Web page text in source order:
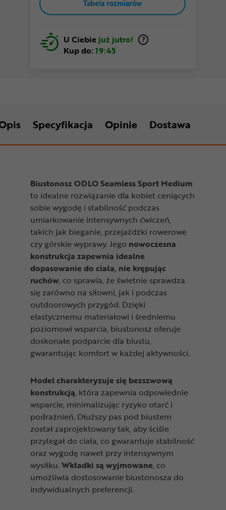
Tabela rozmiarów
U Ciebie już jutro!
Kup do: 19:45
Specyfikacja Opinie Dostawa
Biustonosz ODLO Seamless Sport Medium
to idealne rozwiązanie dla kobiet ceniących
sobie wygodę i stabilność podczas
umiarkowanie intensywnych ćwiczeń,
takich jak bieganie, przejażdżki rowerowe
czy górskie wyprawy. Jego nowoczesna
konstrukcja zapewnia idealne
dopasowanie do ciała, nie krępując
ruchów, co sprawia, że świetnie sprawdza
się zarówno na siłowni, jak i podczas
outdoorowych przygód. Dzięki
elastycznemu materiałowi i średniemu
poziomowi wsparcia, biustonosz oferuje
doskonałe podparcie dla biustu,
gwarantując komfort w każdej aktywności.
Model charakteryzuje się bezszwową
konstrukcją, która zapewnia odpowiednie
wsparcie, minimalizując ryzyko otarć i
podrażnień. Dłuższy pas pod biustem
został zaprojektowany tak, aby ściśle
przylegał do ciała, co gwarantuje stabilność
oraz wygodę nawet przy intensywnym
wysiłku.Wkładki są wyjmowane, co
umożliwia dostosowanie biustonosza do
indywidualnych preferencji.